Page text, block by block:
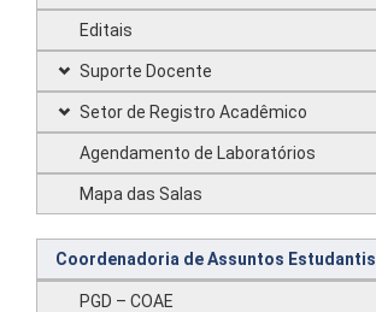
Editais
Suporte Docente
Setor de Registro Acadêmico
Agendamento de Laboratórios
Mapa das Salas
Coordenadoria de Assuntos Estudantis
PGD – COAE